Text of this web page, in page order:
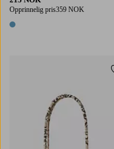
Opprinnelig pris359 NOK
1 farge